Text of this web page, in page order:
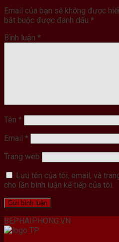
Email của bạn sẽ không được
bắt buộc được đánh dấu *
Bình luận *
Tên *
Email *
Trang web
Lưu tên của tôi, email, và
cho lần bình luận kế tiếp của tôi.
BEPHAIPHONG.VN